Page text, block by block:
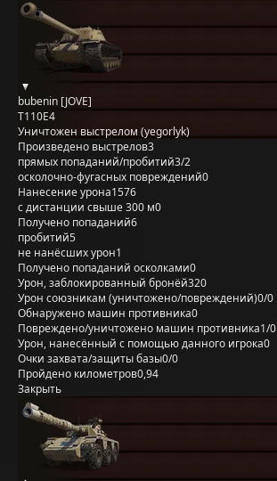
bubenin [JOVE]
T110E4
Уничтожен выстрелом (yegorlyk)
Произведено выстрелов3
прямых попаданий/пробитий3/2
осколочно-фугасных повреждений0
Нанесение урона1576
с дистанции свыше 300 м0
Получено попаданий6
пробитий5
не нанёсших урон1
Получено попаданий осколками0
Урон, заблокированный бронёй320
Урон союзникам (уничтожено/повреждений)0/0
Обнаружено машин противника0
Повреждено/уничтожено машин противника1/0
Урон, нанесённый с помощью данного игрока0
Очки захвата/защиты базы0/0
Пройдено километров0,94
Закрыть